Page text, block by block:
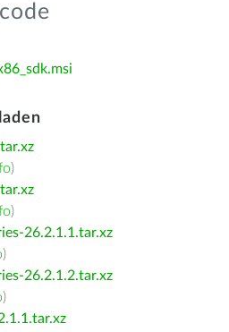
)
)
26.2.1.1.tar.xz
)
26.2.1.2.tar.xz
)